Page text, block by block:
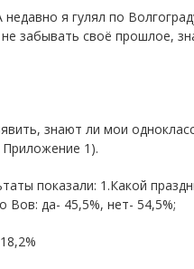
я гулял по
забывать своё прошлое,
знают ли мои
1).
показали: 1.Какой
Вов: да- 45,5%, нет- 54,5%;